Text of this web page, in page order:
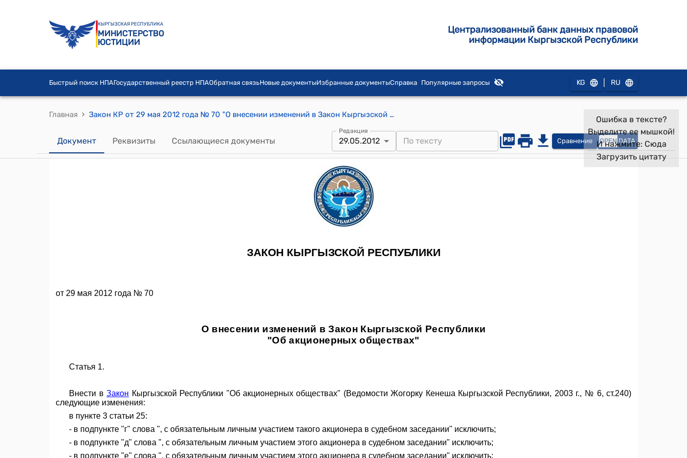
КЫРГЫЗСКАЯ РЕСПУБЛИКА
МИНИСТЕРСТВО
ЮСТИЦИИ
Централизованный банк данных правовой
информации Кыргызской Республики
Быстрый поиск НПАГосударственный реестр НПАОбратная связьНовые документыИзбранные документыСправка Популярные запросы KG RU
Главная › Закон КР от 29 мая 2012 года № 70 "О внесении изменений в Закон Кыргызской Республики "Об акционерных обществах"
Документ Реквизиты Ссылающиеся документы
Редакция
29.05.2012 Сравнение OPEN DATA
Ошибка в тексте?
Выделите ее мышкой!
И нажмите: Сюда
Загрузить цитату